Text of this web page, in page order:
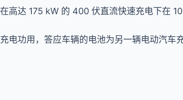
高达 175 kW 的 400 伏直流快速充电下在
电功用，答应车辆的电池为另一辆电动汽车